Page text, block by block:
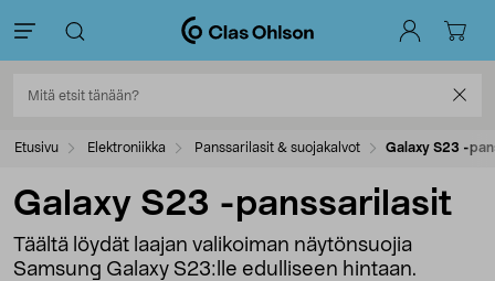
Etusivu Elektroniikka Panssarilasit & suojakalvot Galaxy S23 -
Galaxy S23 -panssarilasit
Täältä löydät laajan valikoiman näytönsuojia
Samsung Galaxy S23:lle edulliseen hintaan.